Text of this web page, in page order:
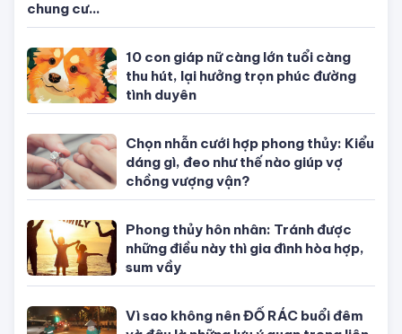
Xem tuổi
mua nhà
chung cư
nam mệnh
sinh năm
1995
10 con giáp nữ càng lớn tuổi càng
thu hút, lại hưởng trọn phúc đường
tình duyên
Chọn nhẫn cưới hợp phong thủy: Kiểu
dáng gì, đeo như thế nào giúp vợ
chồng vượng vận?
Phong thủy hôn nhân: Tránh được
những điều này thì gia đình hòa hợp,